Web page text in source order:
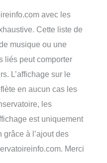
avec les
Cette liste de
musique ou une
liés peut comporter
L’affichage sur le
en aucun cas les
les
est uniquement
grâce à l’ajout des
Merci